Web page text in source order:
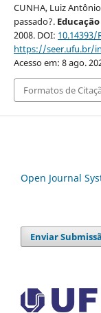
CUNHA, Luiz
passado?.
2008. DOI: 10.14393/
https://seer.ufu.br/
Acesso em: 8 ago.
Formatos de
Open Journal
Enviar